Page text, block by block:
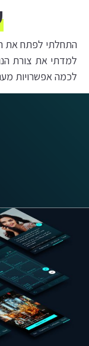
התחלתי לפתח את
למדתי את צורת
לכמה אפשרויות